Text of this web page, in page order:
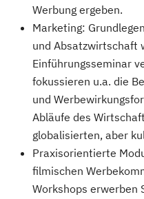
Werbung ergeben.
Marketing:
und Absatzwirtschaft
Einführungsseminar
fokussieren u.a. die
und
Abläufe des
globalisierten, aber
Praxisorientierte
filmischen
Workshops erwerben